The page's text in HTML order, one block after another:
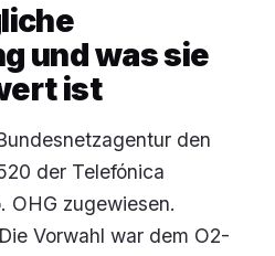
und was sie
ist
den
der Telefónica
OHG zugewiesen.
Vorwahl war dem O2-